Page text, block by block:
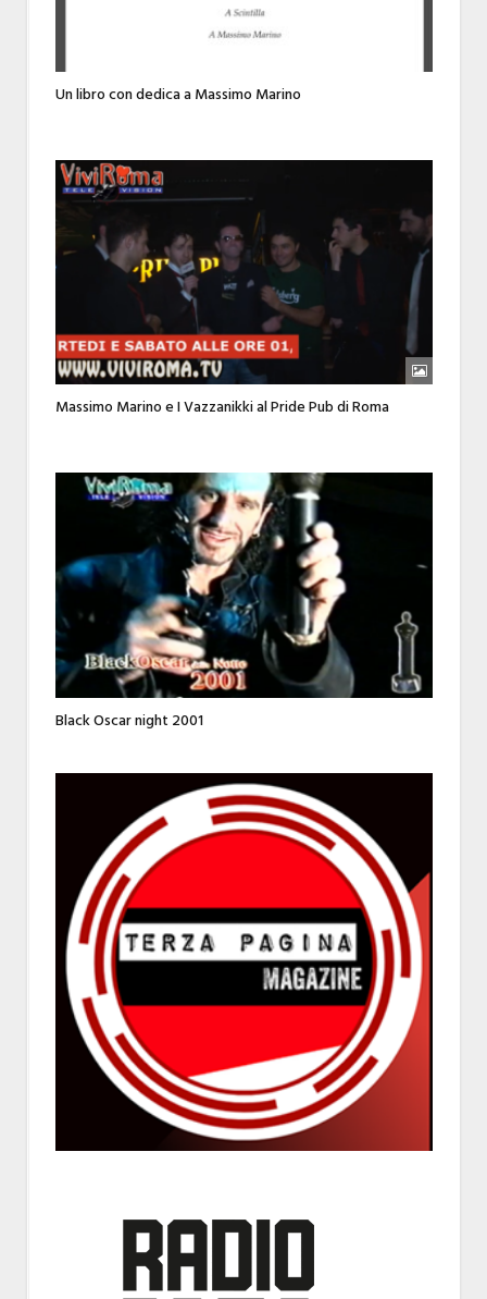
Un libro con dedica a Massimo Marino
Massimo Marino e I Vazzanikki al Pride Pub di Roma
Black Oscar night 2001